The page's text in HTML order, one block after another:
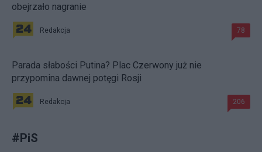
obejrzało nagranie
Redakcja 78
Parada słabości Putina? Plac Czerwony już nie
przypomina dawnej potęgi Rosji
Redakcja 206
#PiS